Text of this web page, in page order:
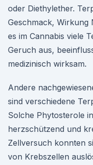
oder Diethylether.
Geschmack, Wirkung
es im Cannabis viele
Geruch aus,
medizinisch wirksam.
Andere
sind verschiedene
Solche Phytosterole
herzschützend und
Zellversuch konnten
von Krebszellen